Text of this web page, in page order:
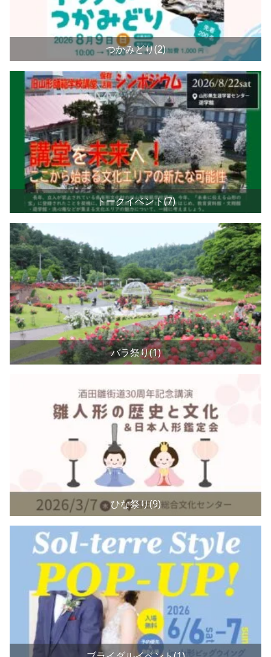
つかみどり(2)
トークイベント(7)
バラ祭り(1)
ひな祭り(9)